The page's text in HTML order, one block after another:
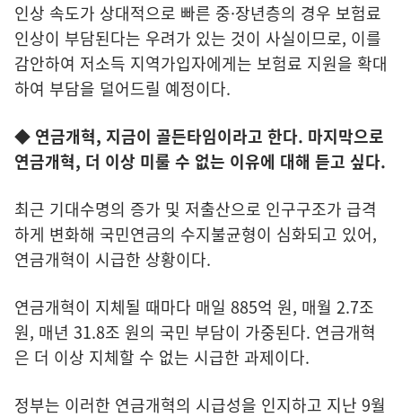
인상 속도가 상대적으로 빠른 중·장년층의 경우 보험료
인상이 부담된다는 우려가 있는 것이 사실이므로, 이를
감안하여 저소득 지역가입자에게는 보험료 지원을 확대
하여 부담을 덜어드릴 예정이다.
◆ 연금개혁, 지금이 골든타임이라고 한다. 마지막으로
연금개혁, 더 이상 미룰 수 없는 이유에 대해 듣고 싶다.
최근 기대수명의 증가 및 저출산으로 인구구조가 급격
하게 변화해 국민연금의 수지불균형이 심화되고 있어,
연금개혁이 시급한 상황이다.
연금개혁이 지체될 때마다 매일 885억 원, 매월 2.7조
원, 매년 31.8조 원의 국민 부담이 가중된다. 연금개혁
은 더 이상 지체할 수 없는 시급한 과제이다.
정부는 이러한 연금개혁의 시급성을 인지하고 지난 9월